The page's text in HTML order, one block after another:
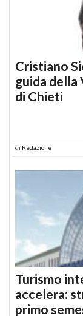
Cristiano
guida della
di Chieti
di Redazione
Turismo
accelera:
primo